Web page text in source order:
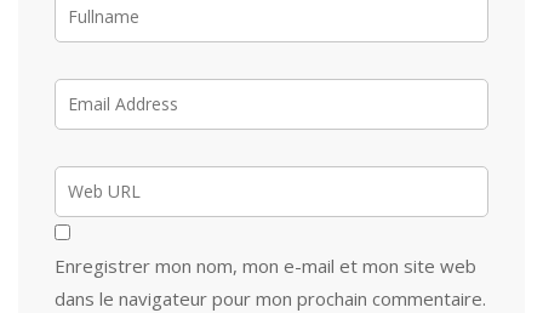
Enregistrer mon nom, mon e-mail et mon site web
dans le navigateur pour mon prochain commentaire.